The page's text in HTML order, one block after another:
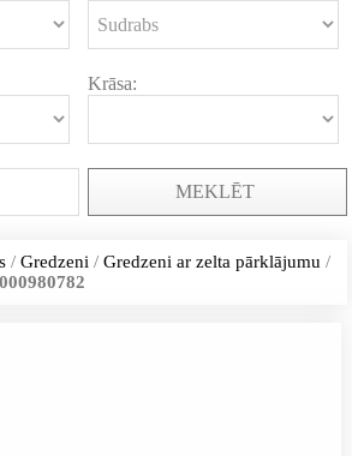
Krāsa:
MEKLĒT
/Gredzeni /Gredzeni ar zelta pārklājumu /